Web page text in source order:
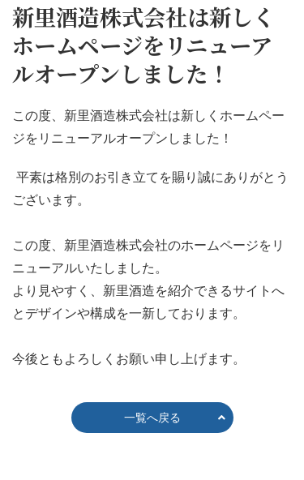
新里酒造株式会社は新しく
ホームページをリニューア
ルオープンしました！
この度、新里酒造株式会社は新しくホームペー
ジをリニューアルオープンしました！
平素は格別のお引き立てを賜り誠にありがとう
ございます。
この度、新里酒造株式会社のホームページをリ
ニューアルいたしました。
より見やすく、新里酒造を紹介できるサイトへ
とデザインや構成を一新しております。
今後ともよろしくお願い申し上げます。
一覧へ戻る